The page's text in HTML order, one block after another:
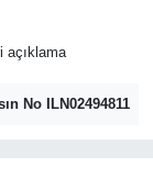
açıklama
No ILN02494811